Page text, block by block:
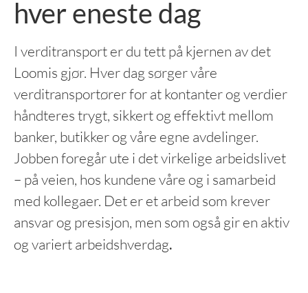
hver eneste dag
I verditransport er du tett på kjernen av det
Loomis gjør. Hver dag sørger våre
verditransportører for at kontanter og verdier
håndteres trygt, sikkert og effektivt mellom
banker, butikker og våre egne avdelinger.
Jobben foregår ute i det virkelige arbeidslivet
– på veien, hos kundene våre og i samarbeid
med kollegaer. Det er et arbeid som krever
ansvar og presisjon, men som også gir en aktiv
og variert arbeidshverdag.